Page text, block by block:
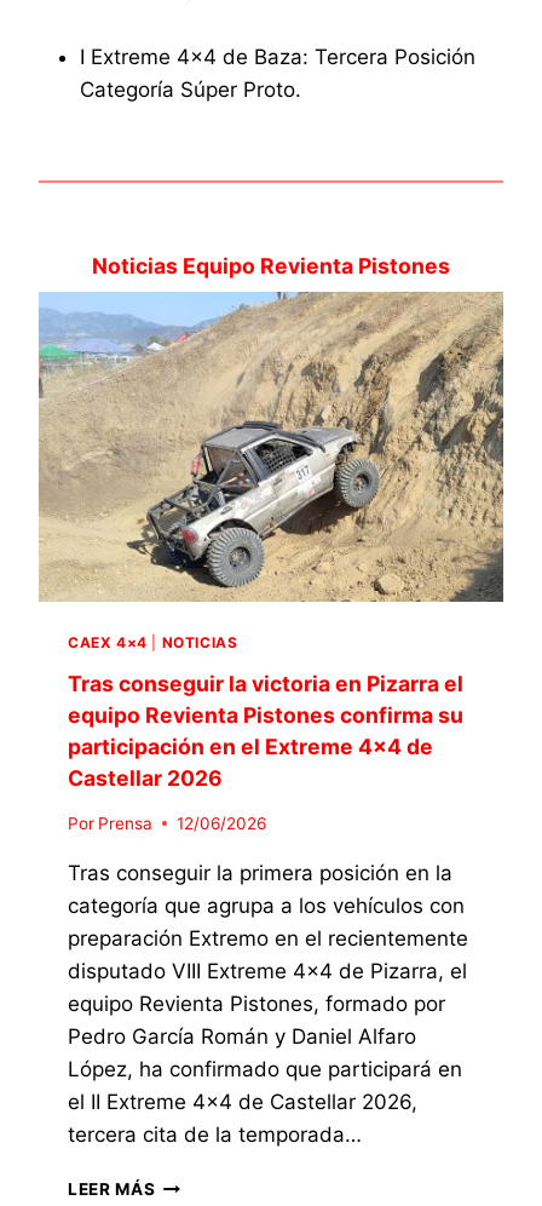
I Extreme 4×4 de Baza: Tercera Posición
Categoría Súper Proto.
Noticias Equipo Revienta Pistones
CAEX 4×4 NOTICIAS
Tras conseguir la victoria en Pizarra el
equipo Revienta Pistones confirma su
participación en el Extreme 4×4 de
Castellar 2026
Por Prensa 12/06/2026
Tras conseguir la primera posición en la
categoría que agrupa a los vehículos con
preparación Extremo en el recientemente
disputado VIII Extreme 4×4 de Pizarra, el
equipo Revienta Pistones, formado por
Pedro García Román y Daniel Alfaro
López, ha confirmado que participará en
el II Extreme 4×4 de Castellar 2026,
tercera cita de la temporada…
LEER MÁS